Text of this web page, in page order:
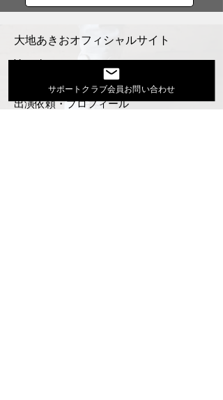
大地あきおオフィシャルサイト
Youtube
出演依頼・プロフィール
サポートクラブ会員お問い合わせ